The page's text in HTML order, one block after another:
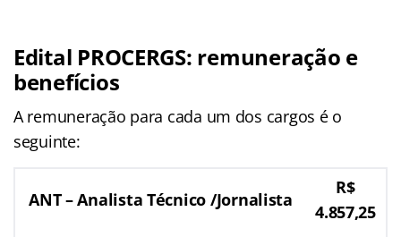
Edital PROCERGS: remuneração e
benefícios
A remuneração para cada um dos cargos é o
seguinte:
ANT – Analista Técnico /Jornalista
R$
4.857,25